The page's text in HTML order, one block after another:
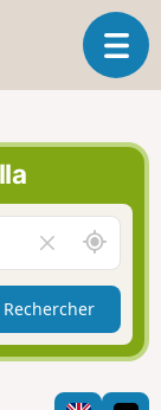
O
u
l
a
i
g
t
i
d
e
r
l
e
A
u
t
u
r
d
Rechercher